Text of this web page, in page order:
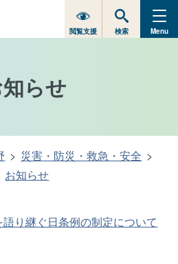
閲覧支援 検索 Menu
らせ
災害・防災・救急・安全
お知らせ
り継ぐ日条例の制定について